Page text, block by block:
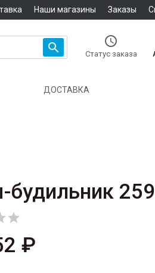
Наши магазины Заказы
 
Статус заказа
ДОСТАВКА
будильник

₽